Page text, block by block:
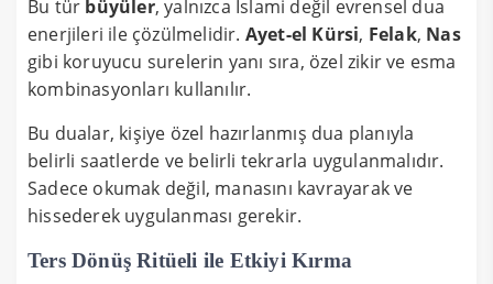
Bu tür büyüler, yalnızca İslami değil evrensel dua
enerjileri ile çözülmelidir. Ayet-el Kürsi, Felak, Nas
gibi koruyucu surelerin yanı sıra, özel zikir ve esma
kombinasyonları kullanılır.
Bu dualar, kişiye özel hazırlanmış dua planıyla
belirli saatlerde ve belirli tekrarla uygulanmalıdır.
Sadece okumak değil, manasını kavrayarak ve
hissederek uygulanması gerekir.
Ters Dönüş Ritüeli ile Etkiyi Kırma